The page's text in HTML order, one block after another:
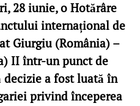
28 iunie, o Hotărâre
internațional de
Giurgiu (România) –
II într-un punct de
decizie a fost luată în
privind începerea